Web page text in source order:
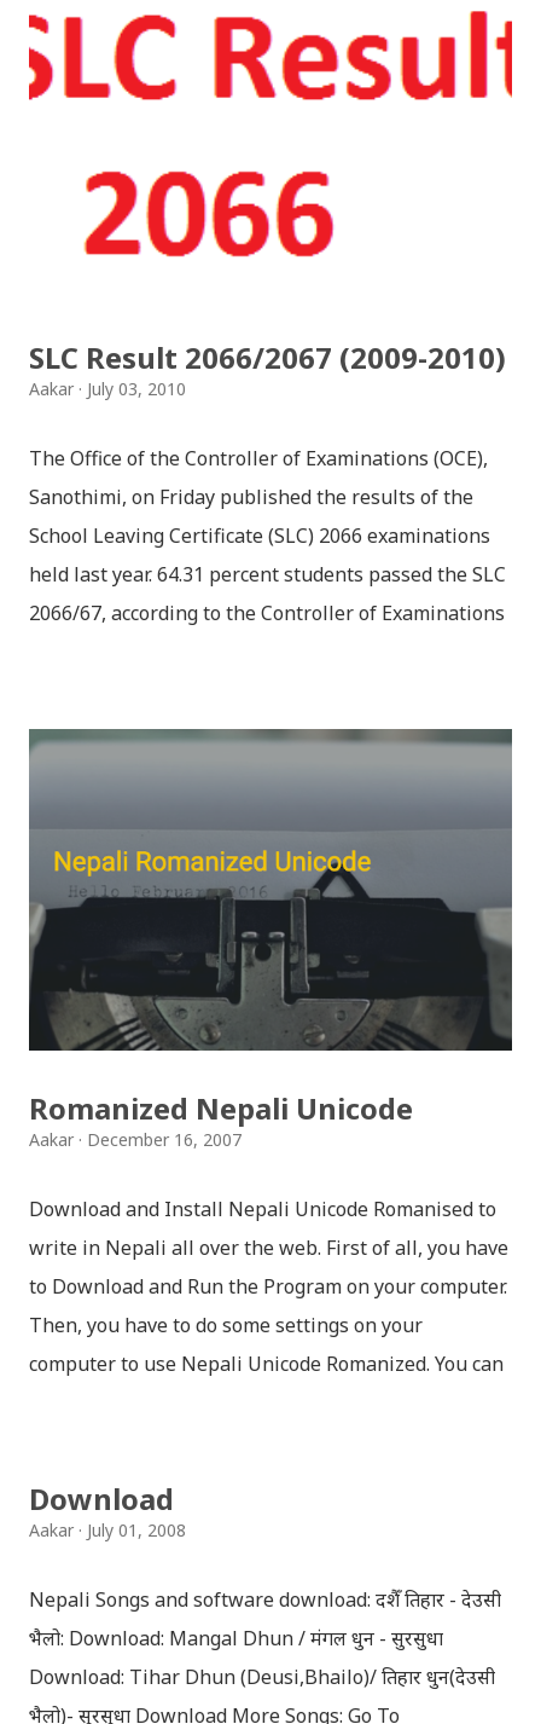
स्टिकरहरुले प्रयोगकर्तालाई नयाँ अनुभव दिनेछ । नेपाली पारा, हाम्रो
साथी, नयाँ वर्ष, संगी, हाम्रो कान्छा, हाम्रो कान्छी, नक्कली, र बौचा व
मैचासमेत गरी आठ किसिमका स्टिकरहरु समावेश गरिएकोछ । हाम्रो
सकिन्छ । थिम हाम्रो नेपाली किबोर्डको यस संस्करणमा नयाँ किबोर्ड
थिम पनि थपिएको छ । हाम्रो नेपाली किबोर्डको सेटिङमा गएर आफूलाई
मन पर्ने थिम छान्न सकिन्छ । डार्क तथा लाइट गरेर हाललाई दुई
SLC Result 2066/2067 (2009-2010)
Aakar July 03, 2010
The Office of the Controller of Examinations (OCE),
Sanothimi, on Friday published the results of the
School Leaving Certificate (SLC) 2066 examinations
held last year. 64.31 percent students passed the SLC
2066/67, according to the Controller of Examinations
Download the file and search your ‘symbol number’.
can follow THT (symbol no. and birth date required).
Download SLC Result 2066/2067 (2009-2010) :
REGULAR: EXEMPTED: Distinction --------------- First
division First division Second Division Second
Division Third Division Third Division Withheld
Withheld ...
Romanized Nepali Unicode
Aakar December 16, 2007
Download and Install Nepali Unicode Romanised to
write in Nepali all over the web. First of all, you have
to Download and Run the Program on your computer.
Then, you have to do some settings on your
computer to use Nepali Unicode Romanized. You can
Install: Run setup file; Go to control Panel; Open
Language Options; Go to Language Options & tick on
check box (install files..... Thai, instal....east
Asian...languages): Click apply-it might ask for
windows CD: Insert CD or you can directly copy
Download
Aakar July 01, 2008
Nepali Songs and software download: दशैँ तिहार - देउसी
भैलो: Download: Mangal Dhun / मंगल धुन - सुरसुधा
Download: Tihar Dhun (Deusi,Bhailo)/ तिहार धुन(देउसी
भैलो)- सुरसुधा Download More Songs: Go To